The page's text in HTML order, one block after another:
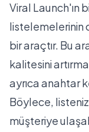
Viral Launch'ın
listelemelerinin
bir araçtır. Bu
kalitesini
ayrıca anahtar
Böylece, listeniz
müşteriye